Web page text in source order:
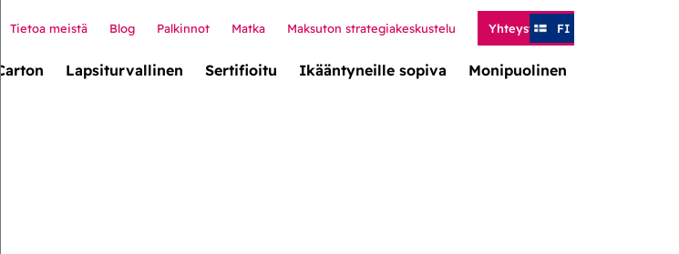
Carton Lapsiturvallinen Sertifioitu Ikääntyneille sopiva Monipuolinen
Tietoa meistä Blog Palkinnot Matka Maksuton strategiakeskustelu YhteystiedotFI